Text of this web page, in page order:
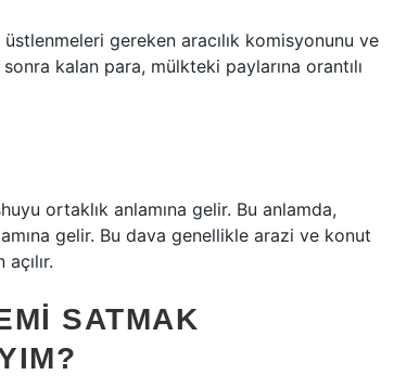
gereken aracılık komisyonunu ve
kalan para, mülkteki paylarına orantılı
ortaklık anlamına gelir. Bu anlamda,
gelir. Bu dava genellikle arazi ve konut
SATMAK